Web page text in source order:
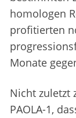
homologen
profitierten
Monate
Nicht zuletzt
PAOLA-1,